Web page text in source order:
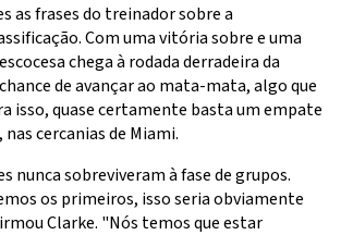
as frases do treinador sobre a
Com uma vitória sobre e uma
chega à rodada derradeira da
de avançar ao mata-mata, algo que
isso, quase certamente basta um empate
cercanias de Miami.
nunca sobreviveram à fase de grupos.
os primeiros, isso seria obviamente
Clarke. "Nós temos que estar